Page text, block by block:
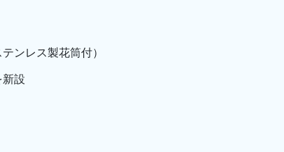
ンレス製花筒付）
設